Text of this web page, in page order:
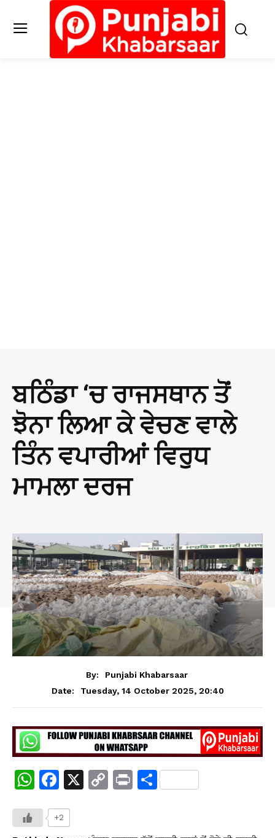
ਬਠਿੰਡਾ ‘ਚ ਰਾਜਸਥਾਨ ਤੋਂ
ਝੋਨਾ ਲਿਆ ਕੇ ਵੇਚਣ ਵਾਲੇ
ਤਿੰਨ ਵਪਾਰੀਆਂ ਵਿਰੁਧ
ਮਾਮਲਾ ਦਰਜ
By:
Punjabi Khabarsaar
Date:
Tuesday, 14 October 2025, 20:40
W
at
F
c
X
C
Pr S
+2